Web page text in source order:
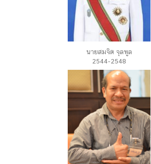
นายสมจิต จุลพูล
2544-2548